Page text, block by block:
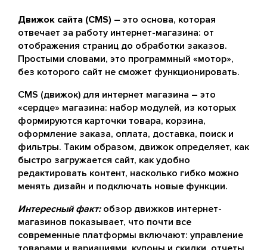
Движок сайта (CMS) – это основа, которая
отвечает за работу интернет-магазина: от
отображения страниц до обработки заказов.
Простыми словами, это программный «мотор»,
без которого сайт не сможет функционировать.
CMS (движок) для интернет магазина – это
«сердце» магазина: набор модулей, из которых
формируются карточки товара, корзина,
оформление заказа, оплата, доставка, поиск и
фильтры. Таким образом, движок определяет, как
быстро загружается сайт, как удобно
редактировать контент, насколько гибко можно
менять дизайн и подключать новые функции.
Интересный факт:обзор движков интернет-
магазинов показывает, что почти все
современные платформы включают: управление